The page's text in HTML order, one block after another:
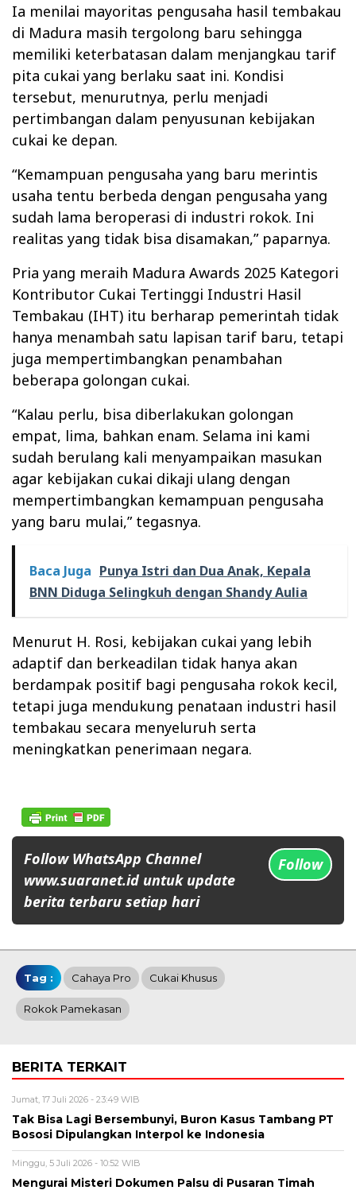
Ia menilai mayoritas pengusaha hasil tembakau
di Madura masih tergolong baru sehingga
memiliki keterbatasan dalam menjangkau tarif
pita cukai yang berlaku saat ini. Kondisi
tersebut, menurutnya, perlu menjadi
pertimbangan dalam penyusunan kebijakan
cukai ke depan.
“Kemampuan pengusaha yang baru merintis
usaha tentu berbeda dengan pengusaha yang
sudah lama beroperasi di industri rokok. Ini
realitas yang tidak bisa disamakan,” paparnya.
Pria yang meraih Madura Awards 2025 Kategori
Kontributor Cukai Tertinggi Industri Hasil
Tembakau (IHT) itu berharap pemerintah tidak
hanya menambah satu lapisan tarif baru, tetapi
juga mempertimbangkan penambahan
beberapa golongan cukai.
“Kalau perlu, bisa diberlakukan golongan
empat, lima, bahkan enam. Selama ini kami
sudah berulang kali menyampaikan masukan
agar kebijakan cukai dikaji ulang dengan
mempertimbangkan kemampuan pengusaha
yang baru mulai,” tegasnya.
Baca Juga Punya Istri dan Dua Anak, Kepala
BNN Diduga Selingkuh dengan Shandy Aulia
Menurut H. Rosi, kebijakan cukai yang lebih
adaptif dan berkeadilan tidak hanya akan
berdampak positif bagi pengusaha rokok kecil,
tetapi juga mendukung penataan industri hasil
tembakau secara menyeluruh serta
meningkatkan penerimaan negara.
Follow WhatsApp Channel
www.suaranet.id untuk update
berita terbaru setiap hari
Follow
Tag : Cahaya Pro Cukai Khusus
Rokok Pamekasan
BERITA TERKAIT
Jumat, 17 Juli 2026 - 23:49 WIB
Tak Bisa Lagi Bersembunyi, Buron Kasus Tambang PT
Bososi Dipulangkan Interpol ke Indonesia
Minggu, 5 Juli 2026 - 10:52 WIB
Mengurai Misteri Dokumen Palsu di Pusaran Timah